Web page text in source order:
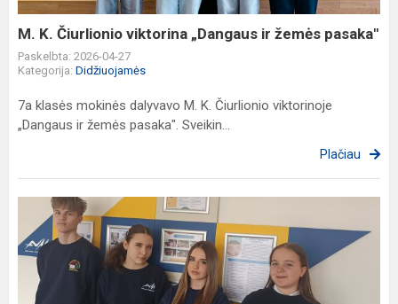
žemės
pasaka"
M. K. Čiurlionio viktorina „Dangaus ir žemės pasaka"
Paskelbta: 2026-04-27
Kategorija: Didžiuojamės
7a klasės mokinės dalyvavo M. K. Čiurlionio viktorinoje
„Dangaus ir žemės pasaka". Sveikin...
Plačiau
Pasaulio
vaikų
haiku
konkurso